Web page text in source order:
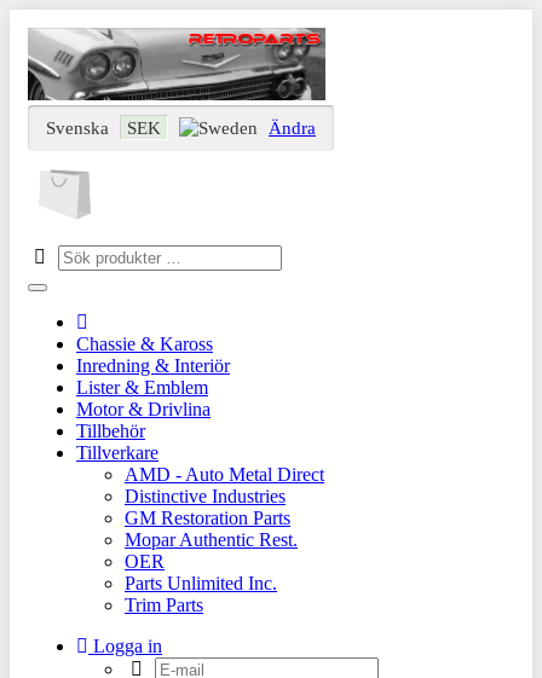
Svenska SEK Ändra
Chassie & Kaross
Inredning & Interiör
Lister & Emblem
Motor & Drivlina
Tillbehör
Tillverkare
AMD - Auto Metal Direct
Distinctive Industries
GM Restoration Parts
Mopar Authentic Rest.
OER
Parts Unlimited Inc.
Trim Parts
Logga in